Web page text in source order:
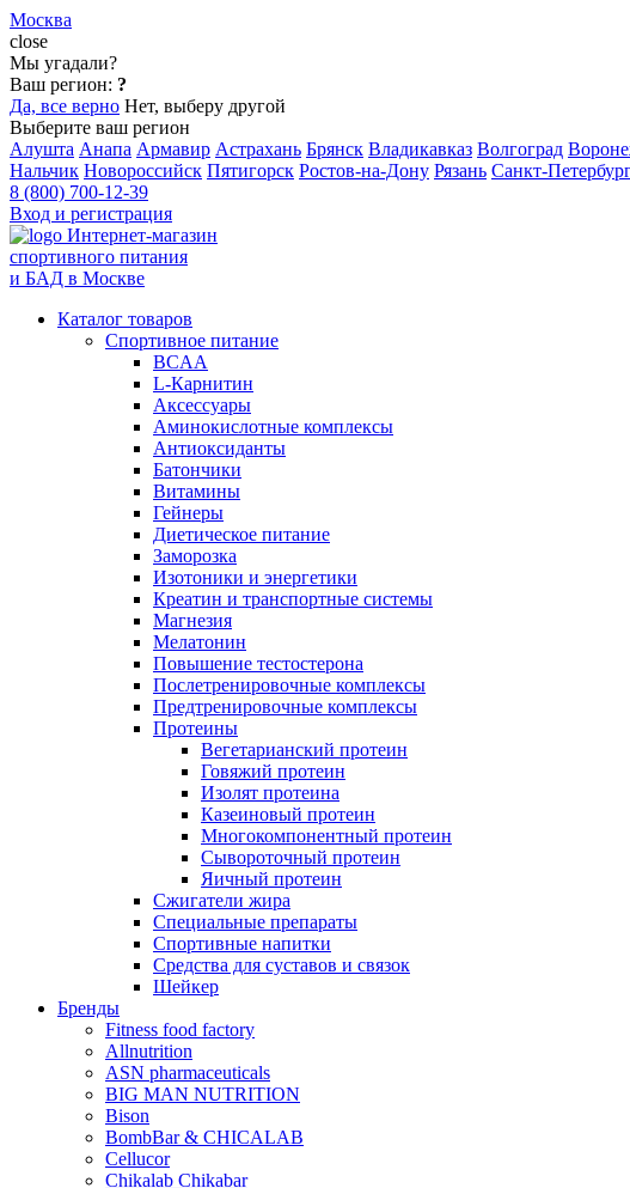
Москва
close
Мы угадали?
Ваш регион: ?
Да, все верно Нет, выберу другой
Выберите ваш регион
Алушта Анапа Армавир Астрахань Брянск Владикавказ Волгоград
Нальчик Новороссийск Пятигорск Ростов-на-Дону Рязань Санкт-
8 (800) 700-12-39
Вход и регистрация
Интернет-магазин
спортивного питания
и БАД в Москве
Каталог товаров
Спортивное питание
BCAA
L-Карнитин
Аксессуары
Аминокислотные комплексы
Антиоксиданты
Батончики
Витамины
Гейнеры
Диетическое питание
Заморозка
Изотоники и энергетики
Креатин и транспортные системы
Магнезия
Мелатонин
Повышение тестостерона
Послетренировочные комплексы
Предтренировочные комплексы
Протеины
Вегетарианский протеин
Говяжий протеин
Изолят протеина
Казеиновый протеин
Многокомпонентный протеин
Сывороточный протеин
Яичный протеин
Сжигатели жира
Специальные препараты
Спортивные напитки
Средства для суставов и связок
Шейкер
Бренды
Fitness food factory
Allnutrition
ASN pharmaceuticals
BIG MAN NUTRITION
Bison
BombBar & CHICALAB
Cellucor
Chikalab Chikabar